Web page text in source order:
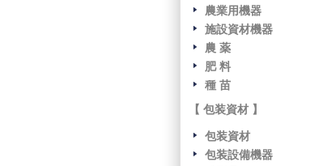
農業用機器
施設資材機器
農 薬
肥 料
種 苗
【 包装資材 】
包装資材
包装設備機器